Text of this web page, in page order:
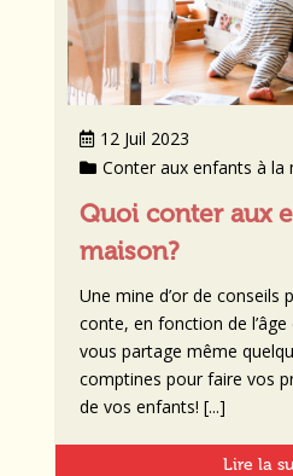
12 Juil 2023
Conter aux enfants à la
Quoi conter aux
maison?
Une mine d’or de conseils
conte, en fonction de
vous partage même
comptines pour faire vos
de vos enfants! [...]
Lire la